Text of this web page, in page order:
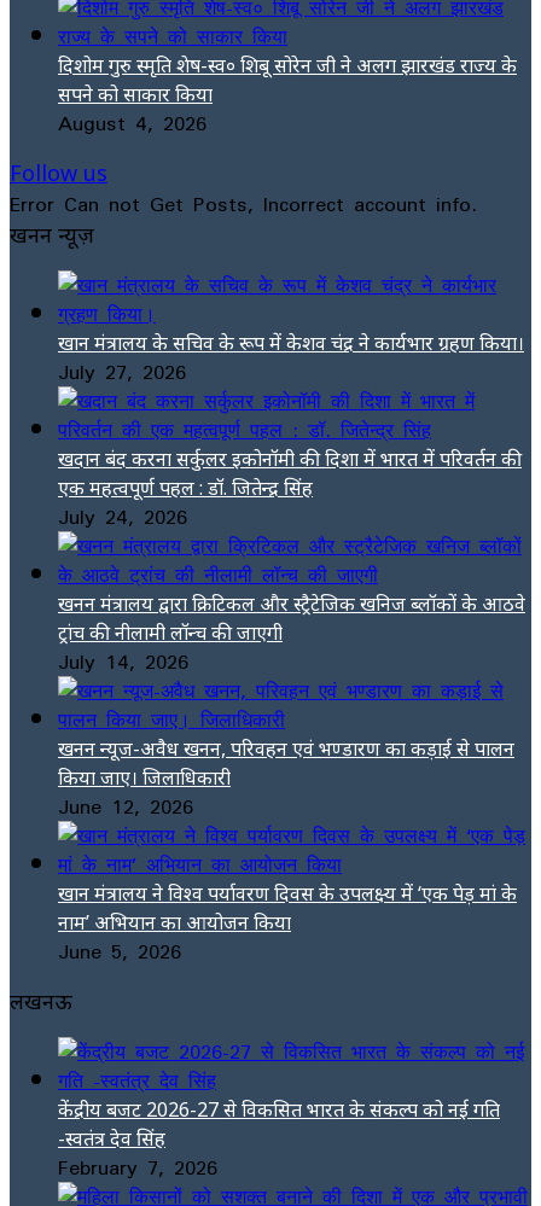
दिशोम गुरु स्मृति शेष-स्व० शिबू सोरेन जी ने अलग झारखंड राज्य के
सपने को साकार किया
August 4, 2026
Follow us
Error Can not Get Posts, Incorrect account info.
खनन न्यूज़
खान मंत्रालय के सचिव के रूप में केशव चंद्र ने कार्यभार ग्रहण किया।
July 27, 2026
खदान बंद करना सर्कुलर इकोनॉमी की दिशा में भारत में परिवर्तन की
एक महत्वपूर्ण पहल : डॉ. जितेन्द्र सिंह
July 24, 2026
खनन मंत्रालय द्वारा क्रिटिकल और स्ट्रैटेजिक खनिज ब्लॉकों के आठवे
ट्रांच की नीलामी लॉन्च की जाएगी
July 14, 2026
खनन न्यूज-अवैध खनन, परिवहन एवं भण्डारण का कड़ाई से पालन
किया जाए। जिलाधिकारी
June 12, 2026
खान मंत्रालय ने विश्व पर्यावरण दिवस के उपलक्ष्य में ‘एक पेड़ मां के
नाम’ अभियान का आयोजन किया
June 5, 2026
लखनऊ
केंद्रीय बजट 2026-27 से विकसित भारत के संकल्प को नई गति
-स्वतंत्र देव सिंह
February 7, 2026